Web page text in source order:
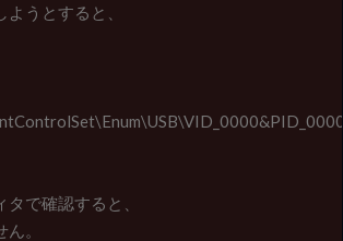
うとすると、
で確認すると、
。